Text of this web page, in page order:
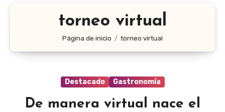
torneo virtual
Página de inicio torneo virtual
Destacado Gastronomía
De manera virtual nace el